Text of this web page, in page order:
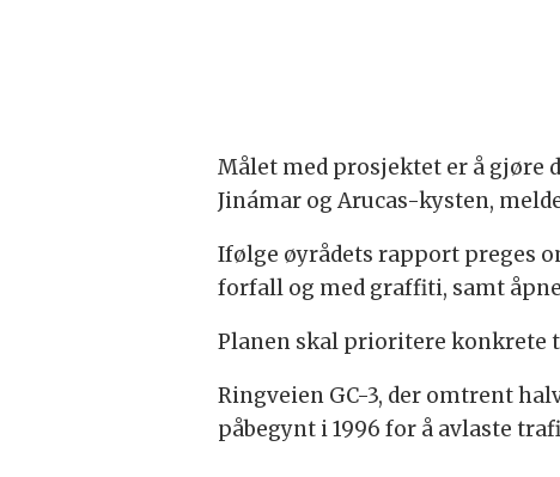
Målet med prosjektet er å gjøre
Jinámar og Arucas-kysten,
Ifølge øyrådets rapport preges
forfall og med graffiti, samt
Planen skal prioritere konkrete
Ringveien GC-3, der omtrent
påbegynt i 1996 for å avlaste